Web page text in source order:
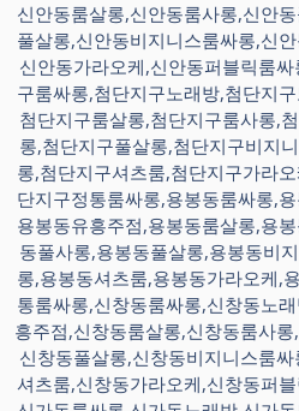
신안동룸살롱,신안동룸사롱,신안
풀살롱,신안동비지니스룸싸롱,신
신안동가라오케,신안동퍼블릭룸
구룸싸롱,첨단지구노래방,첨단지
첨단지구룸살롱,첨단지구룸사롱,
롱,첨단지구풀살롱,첨단지구비지
롱,첨단지구셔츠룸,첨단지구가라
단지구정통룸싸롱,용봉동룸싸롱,
용봉동유흥주점,용봉동룸살롱,용
동풀사롱,용봉동풀살롱,용봉동비
롱,용봉동셔츠룸,용봉동가라오케,
통룸싸롱,신창동룸싸롱,신창동노
흥주점,신창동룸살롱,신창동룸사
신창동풀살롱,신창동비지니스룸
셔츠룸,신창동가라오케,신창동퍼